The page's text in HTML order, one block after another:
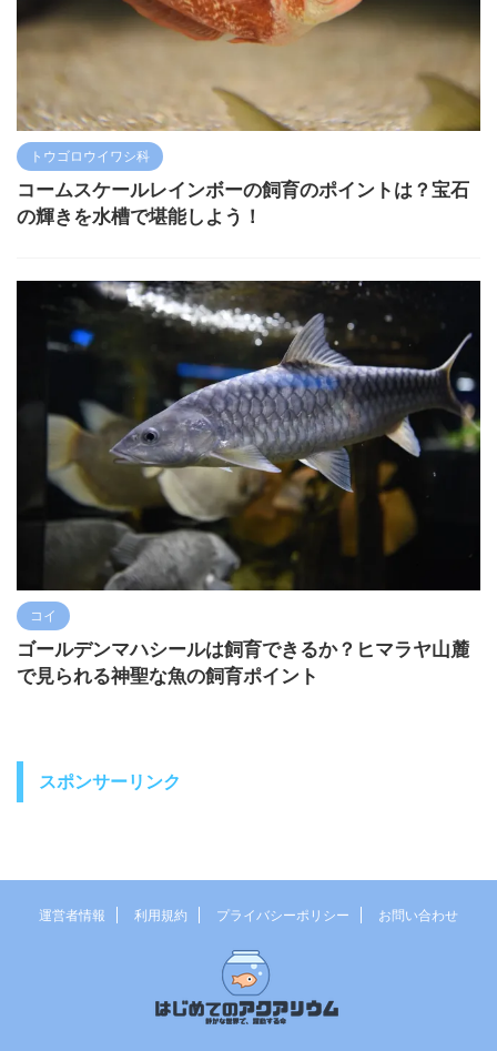
トウゴロウイワシ科
コームスケールレインボーの飼育のポイントは？宝石
の輝きを水槽で堪能しよう！
コイ
ゴールデンマハシールは飼育できるか？ヒマラヤ山麓
で見られる神聖な魚の飼育ポイント
スポンサーリンク
運営者情報 利用規約 プライバシーポリシー お問い合わせ